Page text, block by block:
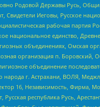
Родовой Державы Русь,
Иеговы, Русское
рабочая
национальное единство,
объединениях, Омская
организация п.
объединение
г. Астрахани, ВОЛЯ,
16, Независимость, Фирма,
Русская республика Русь,